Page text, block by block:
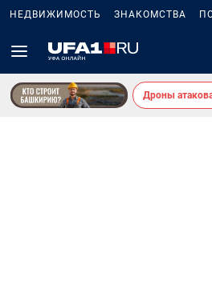
НЕДВИЖИМОСТЬ ЗНАКОМСТВА
Дроны